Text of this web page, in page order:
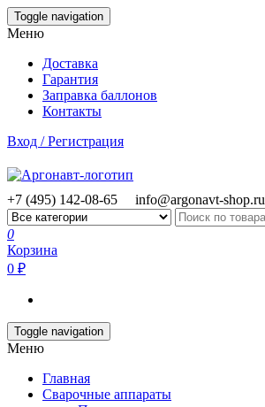
Skip
to
content
Toggle navigation
Меню
Доставка
Гарантия
Заправка баллонов
Контакты
Вход / Регистрация
+7 (495) 142-08-65 info@argonavt-shop.ru
0
Корзина
0 ₽
Toggle navigation
Меню
Главная
Сварочные аппараты